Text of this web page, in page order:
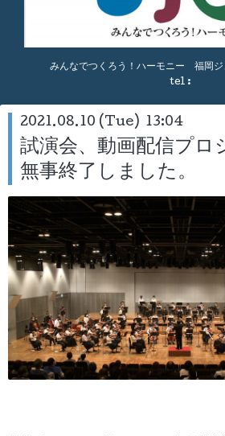
みんなでつくろう！ハーモニー 福岡ジ
tel :
2021.08.10 (Tue) 13:04
試演会、動画配信プロ
無事終了しました。